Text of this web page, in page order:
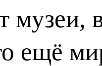
музеи,
ещё